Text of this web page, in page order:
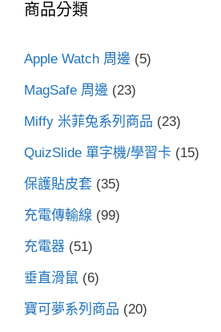
字:
商品分類
Apple Watch 周邊 (5)
MagSafe 周邊 (23)
Miffy 米菲兔系列商品 (23)
QuizSlide 單字機/學習卡 (15)
保護貼皮套 (35)
充電傳輸線 (99)
充電器 (51)
垂直滑鼠 (6)
寶可夢系列商品 (20)